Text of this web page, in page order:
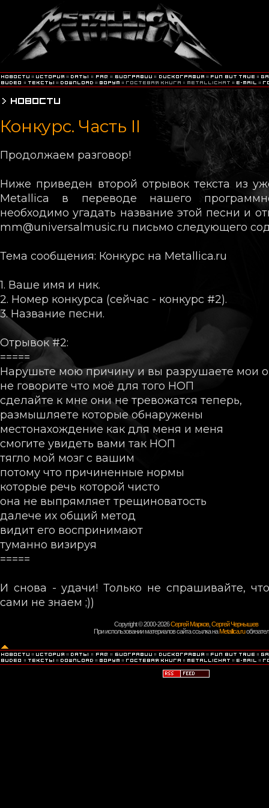
Конкурс. Часть II
Продолжаем разговор!
Ниже приведен второй отрывок текста из
Metallica в переводе нашего
необходимо угадать название этой песни и
mm@universalmusic.ru письмо следующего
Тема сообщения: Конкурс на Metallica.ru
1. Ваше имя и ник.
2. Номер конкурса (сейчас - конкурс #2).
3. Название песни.
Отрывок #2:
=====
Нарушьте мою причину и вы разрушаете мои
не говорите что моё для того НОП
сделайте к мне они не тревожатся теперь,
размышляете которые обнаружены
местонахождение как для меня и меня
смогите увидеть вами так НОП
тягло мой мозг с вашим
потому что причиненные нормы
которые речь которой чисто
она не выпрямляет трещиноватость
далече их общий метод
видит его воспринимают
туманно визируя
=====
И снова - удачи! Только не спрашивайте,
сами не знаем ;))
Copyright © 2000-2026Сергей Марков, Сергей Чернышев
При использовании материалов сайта ссылка наMetallica.ru